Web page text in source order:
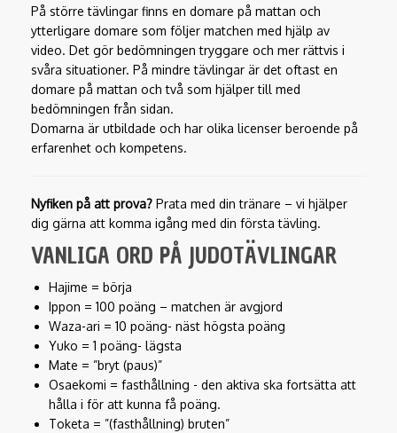
På större tävlingar finns en domare på mattan och
ytterligare domare som följer matchen med hjälp av
video. Det gör bedömningen tryggare och mer rättvis i
svåra situationer. På mindre tävlingar är det oftast en
domare på mattan och två som hjälper till med
bedömningen från sidan.
Domarna är utbildade och har olika licenser beroende på
erfarenhet och kompetens.
Nyfiken på att prova? Prata med din tränare – vi hjälper
dig gärna att komma igång med din första tävling.
VANLIGA ORD PÅ JUDOTÄVLINGAR
Hajime = börja
Ippon = 100 poäng – matchen är avgjord
Waza-ari = 10 poäng- näst högsta poäng
Yuko = 1 poäng- lägsta
Mate = ”bryt (paus)”
Osaekomi = fasthållning - den aktiva ska fortsätta att
hålla i för att kunna få poäng.
Toketa = ”(fasthållning) bruten”